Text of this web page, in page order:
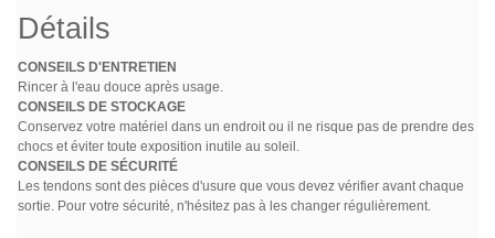
Détails
CONSEILS D'ENTRETIEN
Rincer à l'eau douce après usage.
CONSEILS DE STOCKAGE
Conservez votre matériel dans un endroit ou il ne risque pas de prendre des
chocs et éviter toute exposition inutile au soleil.
CONSEILS DE SÉCURITÉ
Les tendons sont des pièces d'usure que vous devez vérifier avant chaque
sortie. Pour votre sécurité, n'hésitez pas à les changer régulièrement.